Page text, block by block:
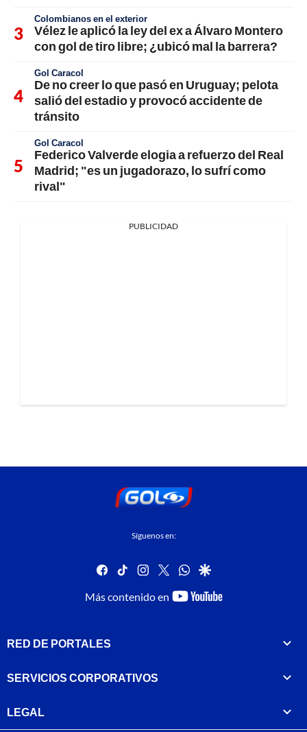
Colombianos en el exterior
Vélez le aplicó la ley del ex a Álvaro Montero
con gol de tiro libre; ¿ubicó mal la barrera?
Gol Caracol
De no creer lo que pasó en Uruguay; pelota
salió del estadio y provocó accidente de
tránsito
Gol Caracol
Federico Valverde elogia a refuerzo del Real
Madrid; "es un jugadorazo, lo sufrí como
rival"
PUBLICIDAD
Síguenos en:
facebook
tiktok instagram
twitterwhatsapp
google
Más contenido en
youtube-
RED DE PORTALES
SERVICIOS CORPORATIVOS
LEGAL